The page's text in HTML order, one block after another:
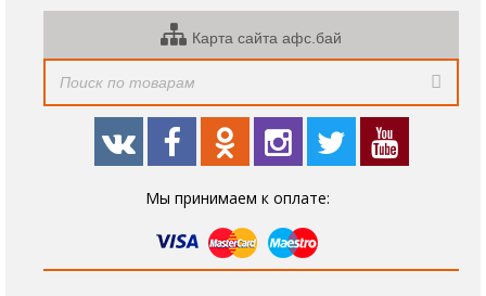
Карта сайта афс.бай
Мы принимаем к оплате: